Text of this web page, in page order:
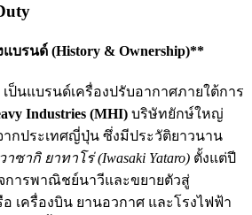
บรนด์ (History & Ownership)**
เป็นแบรนด์เครื่องปรับอากาศภายใต้การ
Industries (MHI) บริษัทยักษ์ใหญ่
กประเทศญี่ปุ่น ซึ่งมีประวัติยาวนาน
าซากิ ยาทาโร่ (Iwasaki Yataro) ตั้งแต่ปี
การพาณิชย์นาวีและขยายตัวสู่
เครื่องบิน ยานอวกาศ และโรงไฟฟ้า